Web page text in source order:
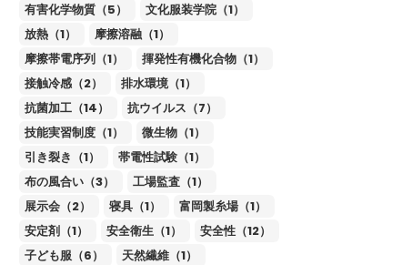
有害化学物質（5）
文化服装学院（1）
放熱（1）
摩擦溶融（1）
摩擦帯電序列（1）
揮発性有機化合物（1）
接触冷感（2）
排水環境（1）
抗菌加工（14）
抗ウイルス（7）
技能実習制度（1）
微生物（1）
引き裂き（1）
帯電性試験（1）
布の風合い（3）
工場監査（1）
展示会（2）
寝具（1）
富岡製糸場（1）
安定剤（1）
安全衛生（1）
安全性（12）
子ども服（6）
天然繊維（1）